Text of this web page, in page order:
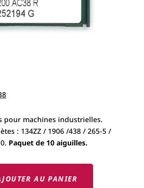
pour machines industrielles.
: 134ZZ / 1906 /438 / 265-5 /
Paquet de 10 aiguilles.
AU PANIER